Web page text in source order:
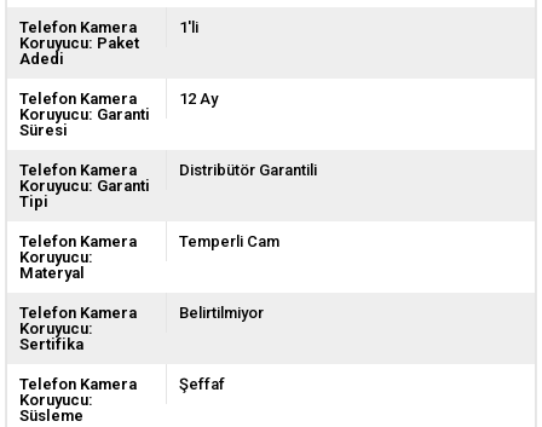
Telefon Kamera
Koruyucu: Paket
Adedi
1'li
Telefon Kamera
Koruyucu: Garanti
Süresi
12 Ay
Telefon Kamera
Koruyucu: Garanti
Tipi
Distribütör Garantili
Telefon Kamera
Koruyucu:
Materyal
Temperli Cam
Telefon Kamera
Koruyucu:
Sertifika
Belirtilmiyor
Telefon Kamera
Koruyucu:
Süsleme
Şeffaf